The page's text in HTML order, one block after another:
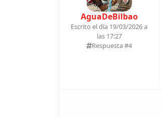
AguaDeBilbao
Escrito el día 19/03/2026 a
las 17:27
Respuesta #4